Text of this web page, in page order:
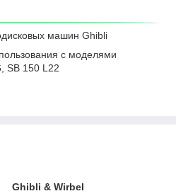
машин Ghibli
с моделями
SB 150 L22
Ghibli & Wirbel